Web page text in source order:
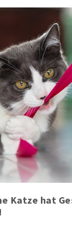
Katze hat